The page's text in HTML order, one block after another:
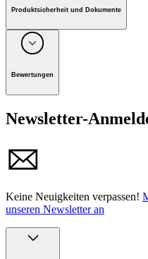
Produktsicherheit und Dokumente
Unternehmen: Alfred Kärcher
1220 Wien
Bewertungen
Newsletter-
Keine Neuigkeiten verpassen!
unseren Newsletter an